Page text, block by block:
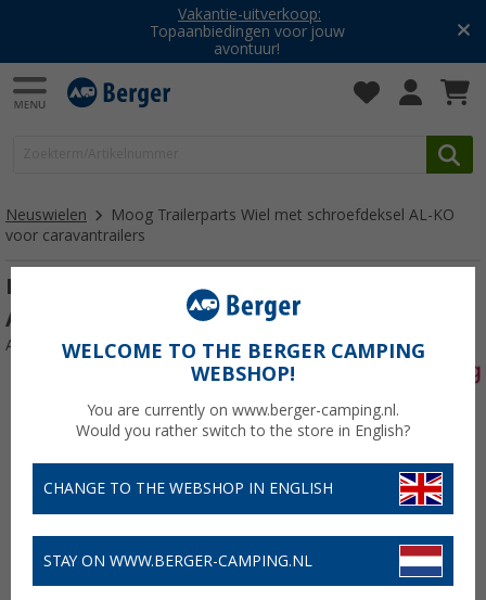
Vakantie-uitverkoop:
Topaanbiedingen voor jouw
avontuur!
Neuswielen
Moog Trailerparts Wiel met schroefdeksel AL-KO
voor caravantrailers
Moog Trailerparts Wiel met schroefdeksel
AL-KO voor caravantrailers
Artikelnr: 876318WELCOME TO THE BERGER CAMPING
WEBSHOP!
You are currently on www.berger-camping.nl.
Would you rather switch to the store in English?
CHANGE TO THE WEBSHOP IN ENGLISH
STAY ON WWW.BERGER-CAMPING.NL